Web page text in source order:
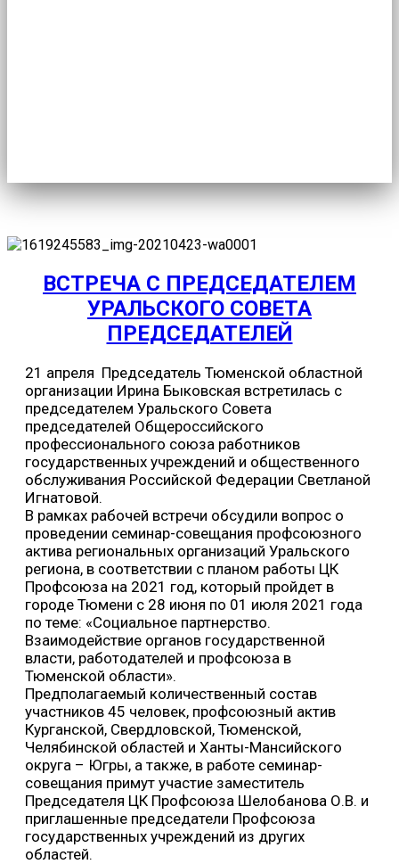
ВСТРЕЧА С ПРЕДСЕДАТЕЛЕМ
УРАЛЬСКОГО СОВЕТА
ПРЕДСЕДАТЕЛЕЙ
21 апреля Председатель Тюменской областной
организации Ирина Быковская встретилась с
председателем Уральского Совета
председателей Общероссийского
профессионального союза работников
государственных учреждений и общественного
обслуживания Российской Федерации Светланой
Игнатовой.
В рамках рабочей встречи обсудили вопрос о
проведении семинар-совещания профсоюзного
актива региональных организаций Уральского
региона, в соответствии с планом работы ЦК
Профсоюза на 2021 год, который пройдет в
городе Тюмени с 28 июня по 01 июля 2021 года
по теме: «Социальное партнерство.
Взаимодействие органов государственной
власти, работодателей и профсоюза в
Тюменской области».
Предполагаемый количественный состав
участников 45 человек, профсоюзный актив
Курганской, Свердловской, Тюменской,
Челябинской областей и Ханты-Мансийского
округа – Югры, а также, в работе семинар-
совещания примут участие заместитель
Председателя ЦК Профсоюза Шелобанова О.В. и
приглашенные председатели Профсоюза
государственных учреждений из других
областей.